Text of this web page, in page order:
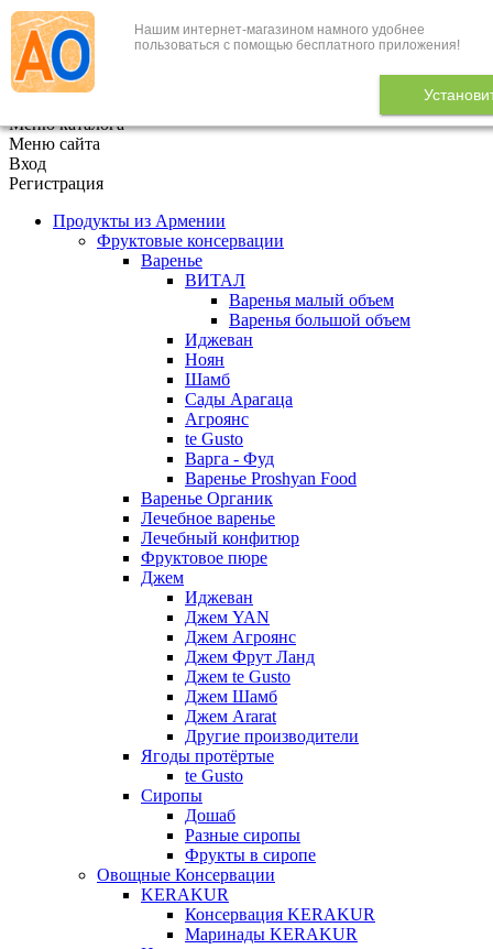
Нашим интернет-магазином намного удобнее
пользоваться с помощью бесплатного приложения!
+7 (495) 646-888-1
В корзине 0
Меню каталога
Меню сайта
Вход
Регистрация
Продукты из Армении
Фруктовые консервации
Варенье
ВИТАЛ
Варенья малый объем
Варенья большой объем
Иджеван
Ноян
Шамб
Сады Арагаца
Агроянс
te Gusto
Варга - Фуд
Варенье Proshyan Food
Варенье Органик
Лечебное варенье
Лечебный конфитюр
Фруктовое пюре
Джем
Иджеван
Джем YAN
Джем Агроянс
Джем Фрут Ланд
Джем te Gusto
Джем Шамб
Джем Ararat
Другие производители
Ягоды протёртые
te Gusto
Сиропы
Дошаб
Разные сиропы
Фрукты в сиропе
Овощные Консервации
KERAKUR
Консервация KERAKUR
Маринады KERAKUR